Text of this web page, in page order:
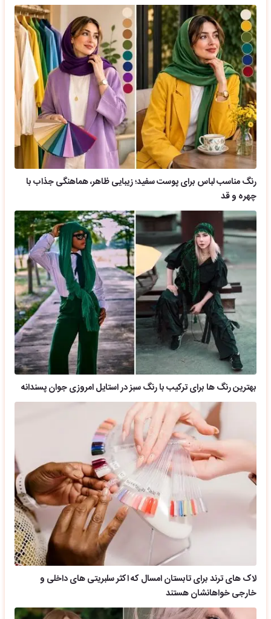
رنگ مناسب لباس برای پوست سفید؛ زیبایی ظاهر، هماهنگی جذاب با
چهره و قد
بهترین رنگ ها برای ترکیب با رنگ سبز در استایل امروزی جوان پسندانه
لاک های ترند برای تابستان امسال که اکثر سلبریتی های داخلی و
خارجی خواهانشان هستند